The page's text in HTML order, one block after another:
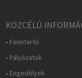
KÖZCÉLÚ
• Fenntartó
• Pályázatok
• Engedélyek